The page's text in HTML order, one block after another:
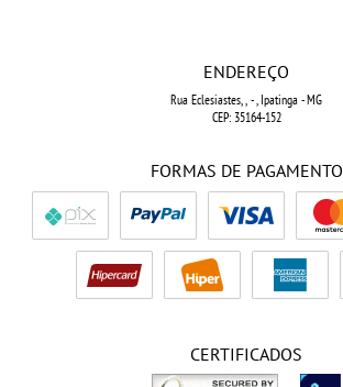
ENDEREÇO
Rua Eclesiastes, , -, Ipatinga -MG
CEP: 35164-152
FORMAS DE PAGAMENTO
CERTIFICADOS